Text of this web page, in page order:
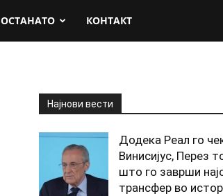
ОСТАНАТО КОНТАКТ
Најнови вести
Додека Реал го
Винисијус, Перез
што го заврши
трансфер во